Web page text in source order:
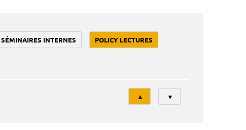
SÉMINAIRES INTERNES POLICY LECTURES
Tri
▲ ▼